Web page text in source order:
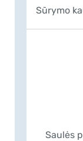
Sūrymo
Saulės